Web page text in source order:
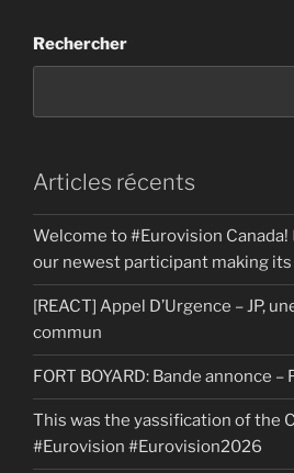
Rechercher
Articles récents
Welcome to #Eurovision Canada!
our newest participant making
[REACT] Appel D’Urgence – JP,
commun
FORT BOYARD: Bande annonce
This was the yassification of the
#Eurovision #Eurovision2026